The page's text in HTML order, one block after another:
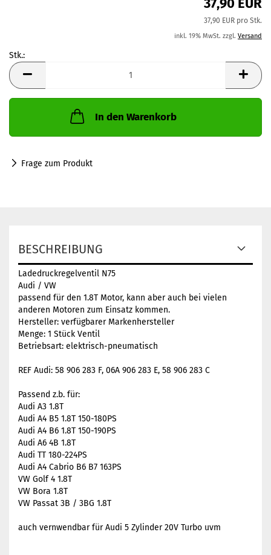
37,90 EUR
37,90 EUR pro Stk.
inkl. 19% MwSt. zzgl. Versand
Stk.:
Stk.
In den Warenkorb
Frage zum Produkt
BESCHREIBUNG
Ladedruckregelventil N75
Audi / VW
passend für den 1.8T Motor, kann aber auch bei vielen
anderen Motoren zum Einsatz kommen.
Hersteller: verfügbarer Markenhersteller
Menge: 1 Stück Ventil
Betriebsart: elektrisch-pneumatisch
REF Audi: 58 906 283 F, 06A 906 283 E, 58 906 283 C
Passend z.b. für:
Audi A3 1.8T
Audi A4 B5 1.8T 150-180PS
Audi A4 B6 1.8T 150-190PS
Audi A6 4B 1.8T
Audi TT 180-224PS
Audi A4 Cabrio B6 B7 163PS
VW Golf 4 1.8T
VW Bora 1.8T
VW Passat 3B / 3BG 1.8T
auch vernwendbar für Audi 5 Zylinder 20V Turbo uvm